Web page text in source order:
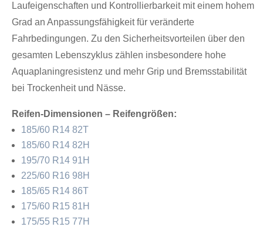
Laufeigenschaften und Kontrollierbarkeit mit einem hohem
Grad an Anpassungsfähigkeit für veränderte
Fahrbedingungen. Zu den Sicherheitsvorteilen über den
gesamten Lebenszyklus zählen insbesondere hohe
Aquaplaningresistenz und mehr Grip und Bremsstabilität
bei Trockenheit und Nässe.
Reifen-Dimensionen – Reifengrößen:
185/60 R14 82T
185/60 R14 82H
195/70 R14 91H
225/60 R16 98H
185/65 R14 86T
175/60 R15 81H
175/55 R15 77H